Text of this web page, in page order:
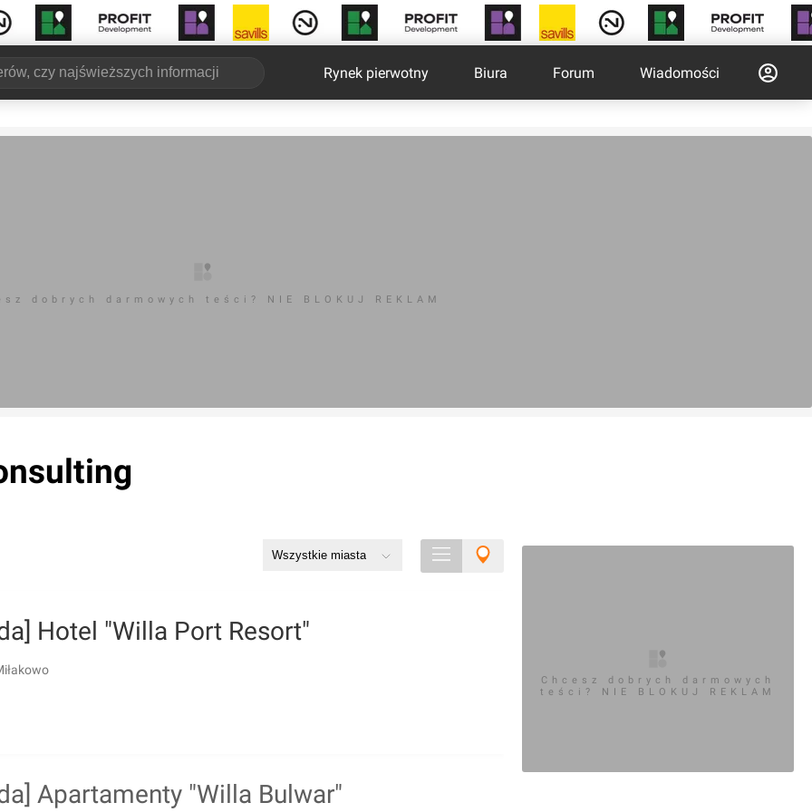
Rynek pierwotny Biura Forum Wiadomości
dobrych darmowych teści? NIE BLOKUJ REKLAM
Hotel "Willa Port Resort"
Apartamenty "Willa Bulwar"
Chcesz dobrych darmowych
teści? NIE BLOKUJ REKLAM